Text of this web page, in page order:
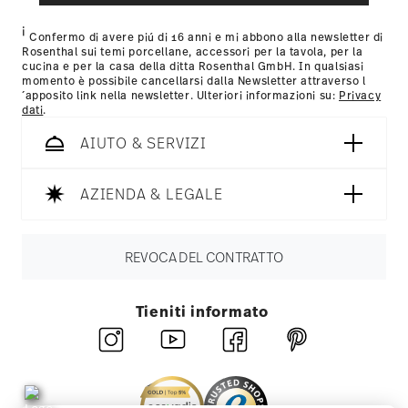
Nutzung der Dienste gesammelt haben.
Resi:Per i resi, si prega di utilizzare il nostro servizio resi
i Confermo di avere piú di 16 anni e mi abbono alla newsletter di
Rosenthal sui temi porcellane, accessori per la tavola, per la
cucina e per la casa della ditta Rosenthal GmbH. In qualsiasi
momento è possibile cancellarsi dalla Newsletter attraverso l
´apposito link nella newsletter. Ulteriori informazioni su: Privacy
dati.
AIUTO & SERVIZI
AZIENDA & LEGALE
REVOCA DEL CONTRATTO
Tieniti informato